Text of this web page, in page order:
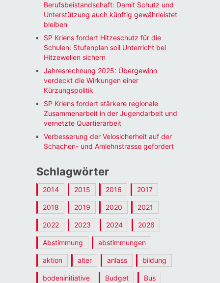
Berufsbeistandschaft: Damit Schutz und
Unterstützung auch künftig gewährleistet
bleiben
SP Kriens fordert Hitzeschutz für die
Schulen: Stufenplan soll Unterricht bei
Hitzewellen sichern
Jahresrechnung 2025: Übergewinn
verdeckt die Wirkungen einer
Kürzungspolitik
SP Kriens fordert stärkere regionale
Zusammenarbeit in der Jugendarbeit und
vernetzte Quartierarbeit
Verbesserung der Velosicherheit auf der
Schachen- und Amlehnstrasse gefordert
Schlagwörter
2014 2015 2016 2017
2018 2019 2020 2021
2022 2023 2024 2026
Abstimmung abstimmungen
aktion alter anlass bildung
bodeninitiative Budget Bus